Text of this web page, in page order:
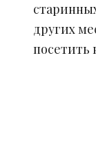
других